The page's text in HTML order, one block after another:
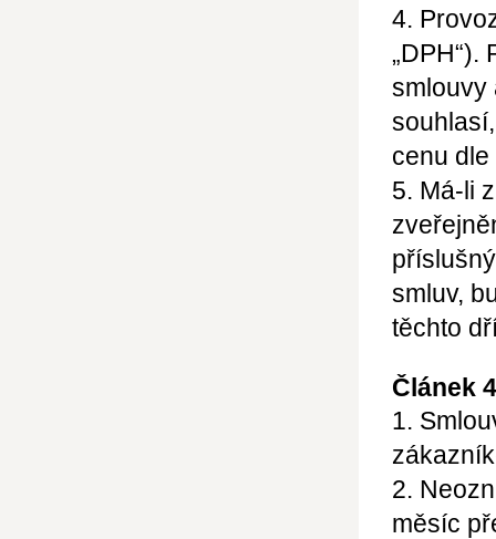
4.
smlouvy
cenu
5. Má-li
smluv,
těchto
Článek
1.
2.
měsíc